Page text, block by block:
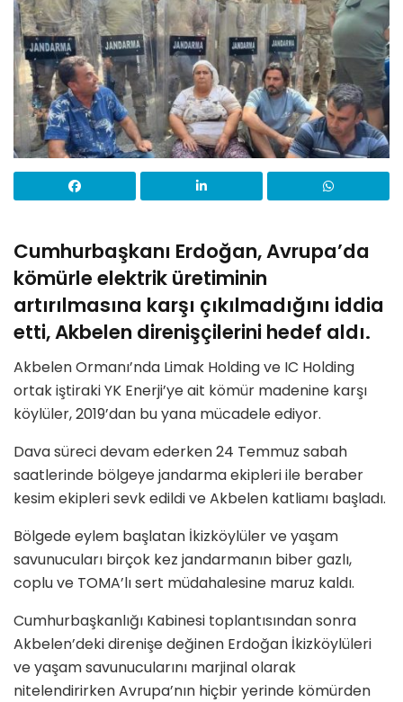
Cumhurbaşkanı Erdoğan, Avrupa’da
kömürle elektrik üretiminin
artırılmasına karşı çıkılmadığını iddia
etti, Akbelen direnişçilerini hedef aldı.
Akbelen Ormanı’nda Limak Holding ve IC Holding
ortak iştiraki YK Enerji’ye ait kömür madenine karşı
köylüler, 2019’dan bu yana mücadele ediyor.
Dava süreci devam ederken 24 Temmuz sabah
saatlerinde bölgeye jandarma ekipleri ile beraber
kesim ekipleri sevk edildi ve Akbelen katliamı başladı.
Bölgede eylem başlatan İkizköylüler ve yaşam
savunucuları birçok kez jandarmanın biber gazlı,
coplu ve TOMA’lı sert müdahalesine maruz kaldı.
Cumhurbaşkanlığı Kabinesi toplantısından sonra
Akbelen’deki direnişe değinen Erdoğan İkizköylüleri
ve yaşam savunucularını marjinal olarak
nitelendirirken Avrupa’nın hiçbir yerinde kömürden